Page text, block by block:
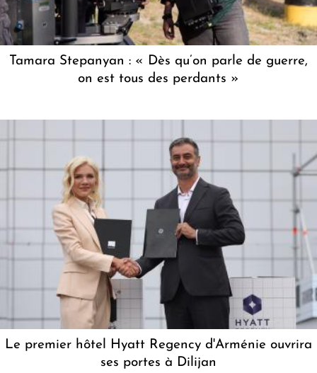
Tamara Stepanyan : « Dès qu’on parle de guerre,
on est tous des perdants »
Le premier hôtel Hyatt Regency d'Arménie ouvrira
ses portes à Dilijan